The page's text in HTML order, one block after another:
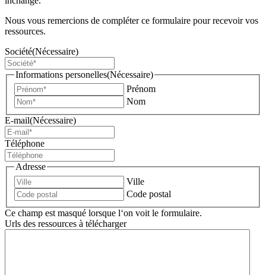
Nous vous remercions de compléter ce formulaire pour recevoir vos
ressources.
Société(Nécessaire)
Informations personelles(Nécessaire)
Prénom
Nom
E-mail(Nécessaire)
Téléphone
Adresse
Ville
Code postal
Ce champ est masqué lorsque l‘on voit le formulaire.
Urls des ressources à télécharger